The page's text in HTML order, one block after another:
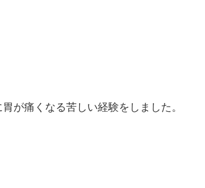
が痛くなる苦しい経験をしました。